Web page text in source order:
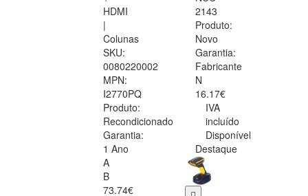
HDMI
|
Colunas
SKU:
0080220002
MPN:
I2770PQ
Produto:
Recondicionado
Garantia:
1 Ano
A
B
73.74€
2143
Produto:
Novo
Garantia:
Fabricante
N
16.17€
IVA
incluído
Disponível
Destaque